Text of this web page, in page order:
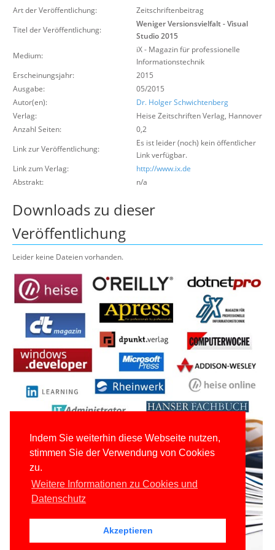
Indem Sie weiterhin diese Webseite nutzen,
stimmen Sie der Verwendung von Cookies
zu.
Weitere Informationen zu Cookies und
Datenschutz
Akzeptieren
Über uns
Suche
Art der Veröffentlichung:
Zeitschriftenbeitrag
Titel der Veröffentlichung:
Weniger Versionsvielfalt - Visual
Studio 2015
Medium:
iX - Magazin für professionelle
Informationstechnik
Erscheinungsjahr:
2015
Ausgabe:
05/2015
Autor(en):
Dr. Holger Schwichtenberg
Verlag:
Heise Zeitschriften Verlag, Hannover
Anzahl Seiten:
0,2
Link zur Veröffentlichung:
Es ist leider (noch) kein öffentlicher
Link verfügbar.
Link zum Verlag:
http://www.ix.de
Abstrakt:
n/a
Downloads zu dieser
Veröffentlichung
Leider keine Dateien vorhanden.